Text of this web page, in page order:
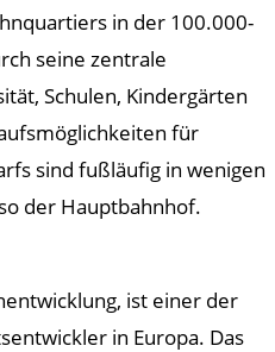
in der 100.000-
seine zentrale
Schulen, Kindergärten
für
sind fußläufig in wenigen
der Hauptbahnhof.
ist einer der
in Europa. Das